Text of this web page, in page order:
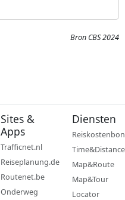
Bron CBS 2024
Sites &
Apps
Trafficnet.nl
Reiseplanung.de
Routenet.be
Onderweg
Diensten
Reiskostenbon
Time&Distance
Map&Route
Map&Tour
Locator